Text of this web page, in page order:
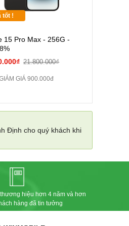
tốt !
15 Pro Max - 256G -
21.800.000₫
GIÁ 900.000đ
Định cho quý khách khi
hiệu hơn 4 năm và hơn
hàng đã tin tưởng